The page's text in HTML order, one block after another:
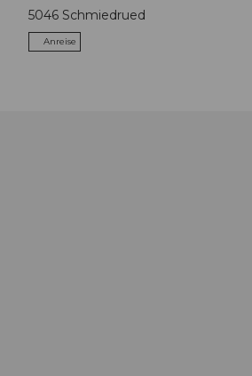
5046 Schmiedrued
Anreise